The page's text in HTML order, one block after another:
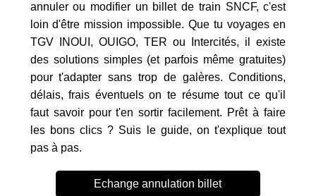
annuler ou modifier un billet de train SNCF, c'est
loin d'être mission impossible. Que tu voyages en
TGV INOUI, OUIGO, TER ou Intercités, il existe
des solutions simples (et parfois même gratuites)
pour t'adapter sans trop de galères. Conditions,
délais, frais éventuels on te résume tout ce qu'il
faut savoir pour t'en sortir facilement. Prêt à faire
les bons clics ? Suis le guide, on t'explique tout
pas à pas.
Echange annulation billet